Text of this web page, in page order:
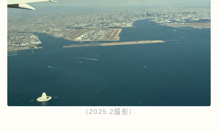
（2025.2撮影）